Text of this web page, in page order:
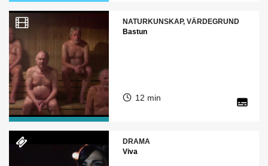
NATURKUNSKAP, VÄRDEGRUND
Bastun
12 min
DRAMA
Viva